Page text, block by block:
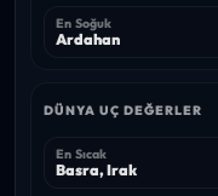
En Soğuk
Ardahan
DÜNYA UÇ DEĞERLER
En Sıcak
Basra, Irak